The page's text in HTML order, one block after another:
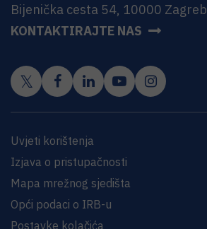
Bijenička cesta 54, 10000 Zagreb
KONTAKTIRAJTE NAS
Uvjeti korištenja
Izjava o pristupačnosti
Mapa mrežnog sjedišta
Opći podaci o IRB-u
Postavke kolačića